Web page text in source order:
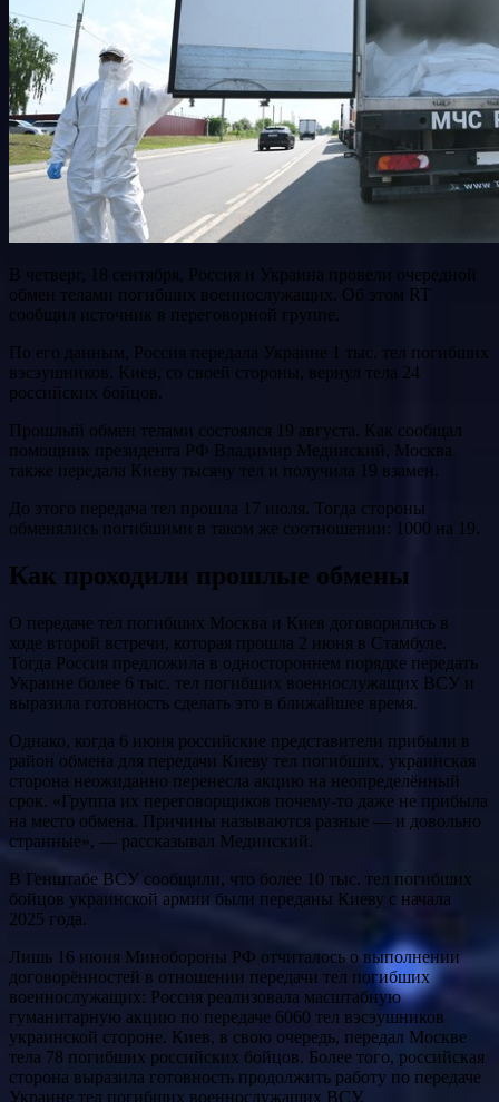
В четверг, 18 сентября, Россия и Украина провели очередной
обмен телами погибших военнослужащих. Об этом RT
сообщил источник в переговорной группе.
По его данным, Россия передала Украине 1 тыс. тел погибших
вэсэушников. Киев, со своей стороны, вернул тела 24
российских бойцов.
Прошлый обмен телами состоялся 19 августа. Как сообщал
помощник президента РФ Владимир Мединский, Москва
также передала Киеву тысячу тел и получила 19 взамен.
До этого передача тел прошла 17 июля. Тогда стороны
обменялись погибшими в таком же соотношении: 1000 на 19.
Как проходили прошлые обмены
О передаче тел погибших Москва и Киев договорились в
ходе второй встречи, которая прошла 2 июня в Стамбуле.
Тогда Россия предложила в одностороннем порядке передать
Украине более 6 тыс. тел погибших военнослужащих ВСУ и
выразила готовность сделать это в ближайшее время.
Однако, когда 6 июня российские представители прибыли в
район обмена для передачи Киеву тел погибших, украинская
сторона неожиданно перенесла акцию на неопределённый
срок. «Группа их переговорщиков почему-то даже не прибыла
на место обмена. Причины называются разные — и довольно
странные», — рассказывал Мединский.
В Генштабе ВСУ сообщили, что более 10 тыс. тел погибших
бойцов украинской армии были переданы Киеву с начала
2025 года.
Лишь 16 июня Минобороны РФ отчиталось о выполнении
договорённостей в отношении передачи тел погибших
военнослужащих: Россия реализовала масштабную
гуманитарную акцию по передаче 6060 тел вэсэушников
украинской стороне. Киев, в свою очередь, передал Москве
тела 78 погибших российских бойцов. Более того, российская
сторона выразила готовность продолжить работу по передаче
Украине тел погибших военнослужащих ВСУ.